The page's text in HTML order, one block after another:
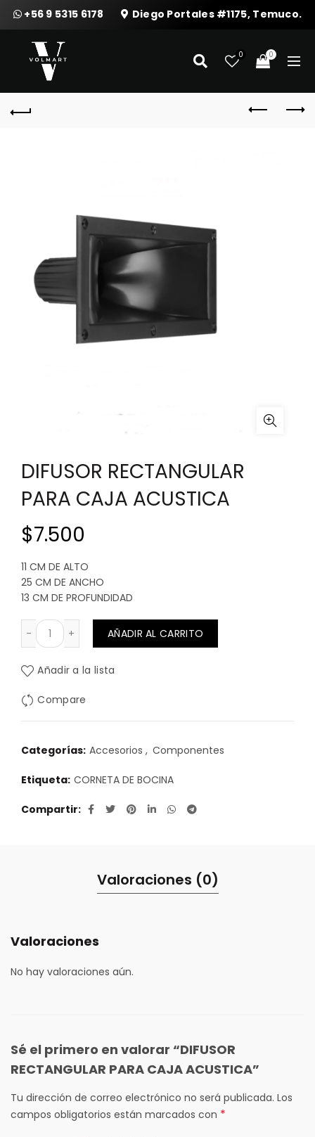
+56 9 5315 6178 Diego Portales #1175, Temuco.
0 0
DIFUSOR RECTANGULAR
PARA CAJA ACUSTICA
$7.500
11 CM DE ALTO
25 CM DE ANCHO
13 CM DE PROFUNDIDAD
DIFUSOR RECTANGULAR PARA CAJA ACUSTICA cantidad
AÑADIR AL CARRITO
Añadir a la lista
Compare
Categorías: Accesorios , Componentes
Etiqueta: CORNETA DE BOCINA
Compartir
Valoraciones (0)
Valoraciones
No hay valoraciones aún.
Sé el primero en valorar “DIFUSOR
RECTANGULAR PARA CAJA ACUSTICA”
Tu dirección de correo electrónico no será publicada. Los
campos obligatorios están marcados con *